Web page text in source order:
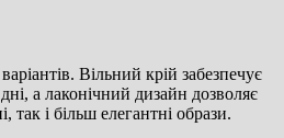
Вільний крій забезпечує
а лаконічний дизайн дозволяє
так і більш елегантні образи.